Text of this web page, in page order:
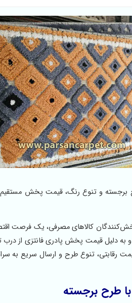
پادری برزنتی ارزان در ابعاد 50×80 با طرح برجسته و
پخش‌کنندگان کالاهای مصرفی، یک
سانتی‌متر تولید شده و به دلیل قیمت پخش پادری
رقابتی، تنوع طرح و ارسال سریع به